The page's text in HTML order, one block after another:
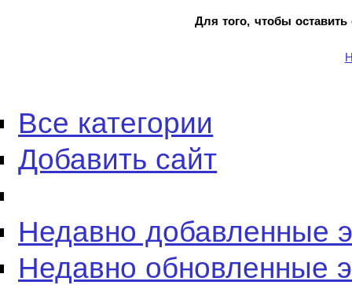
Для того, чтобы
Все категории
Добавить сайт
Недавно добавленные
Недавно обновленные